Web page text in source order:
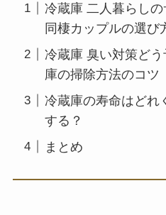
冷蔵庫 二人暮らし
同棲カップルの選び
冷蔵庫 臭い対策ど
庫の掃除方法のコツ
冷蔵庫の寿命はどれ
する？
まとめ